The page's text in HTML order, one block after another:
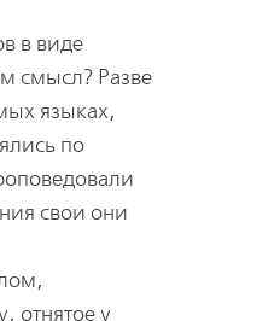
в виде
смысл? Разве
языках,
по
свои они
отнятое у